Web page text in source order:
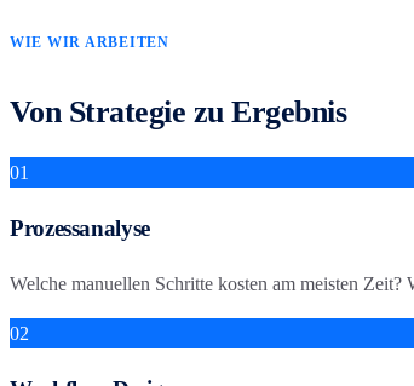
WIE WIR ARBEITEN
Von Strategie zu Ergebnis
01
Prozessanalyse
Welche manuellen Schritte kosten am meisten
02